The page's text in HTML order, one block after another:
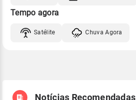
Tempo agora
Satélite Chuva Agora
Notícias Recomendadas